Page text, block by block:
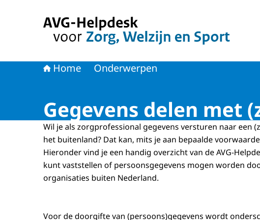
Home Onderwerpen
Gegevens delen met
Wil je als zorgprofessional gegevens versturen naar een
het buitenland? Dat kan, mits je aan bepaalde
Hieronder vind je een handig overzicht van de AVG-
kunt vaststellen of persoonsgegevens mogen worden
organisaties buiten Nederland.
Voor de doorgifte van (persoons)gegevens wordt